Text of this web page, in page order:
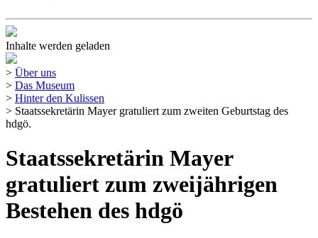
Inhalte werden geladen
> Über uns
> Das Museum
> Hinter den Kulissen
> Staatssekretärin Mayer gratuliert zum zweiten Geburtstag des
hdgö.
Staatssekretärin Mayer
gratuliert zum zweijährigen
Bestehen des hdgö